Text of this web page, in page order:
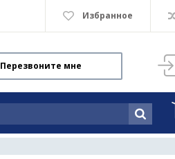
Избранное
Перезвоните мне